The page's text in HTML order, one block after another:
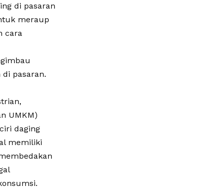
di pasaran
meraup
cara
pasaran.
UMKM)
daging
memiliki